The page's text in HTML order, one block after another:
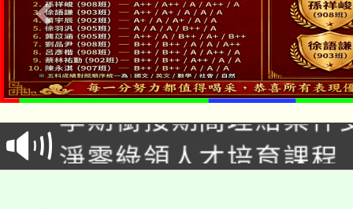
淨零綠生活教案入校路
會
115年食農教育專業人
程
學期銜接期間理賠案件
學籍身 分審查程序及
淨零綠領人才培育課程